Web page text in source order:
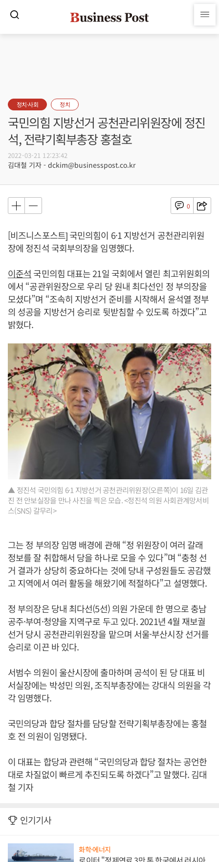
정치·사회 정치
국민의힘 지방선거 공천관리위원장에 정진
석, 전략기획부총장 홍철호
2022-03-21 12:23:42
김대철 기자 - dckim@businesspost.co.kr
0
[비즈니스포스트] 국민의힘이 6·1 지방선거 공천관리위원
장에 정진석 국회부의장을 임명했다.
이준석 국민의힘 대표는 21일 국회에서 열린 최고위원회의
에서 “공관위원장으로 우리 당 원내 최다선인 정 부의장을
모셨다”며 “조속히 지방선거 준비를 시작해서 윤석열 정부
의 성공을 지방선거 승리로 뒷받침할 수 있도록 하겠다”고
밝혔다.
▲ 정진석 국민의힘 6·1 지방선거 공천관리위원장(오른쪽)이 16일 김관
진 전 안보실장을 만나 사진을 찍은 모습. <정진석 의원 사회관계망서비
스(SNS) 갈무리>
그는 정 부의장 임명 배경에 관해 “정 위원장이 여러 갈래
정보를 잘 취합해서 당을 하나로 모을 수 있다”며 “충청 선
거 결과가 상당히 중요하다는 것에 당내 구성원들도 공감했
고 지역에서 여러 활동을 해왔기에 적절하다”고 설명했다.
정 부의장은 당내 최다선(5선) 의원 가운데 한 명으로 충남
공주·부여·청양을 지역구로 두고 있다. 2021년 4월 재보궐
선거 당시 공천관리위원장을 맡으며 서울·부산시장 선거를
승리로 이끈 바 있다.
서범수 의원이 울산시장에 출마하며 공석이 된 당 대표 비
서실장에는 박성민 의원, 조직부총장에는 강대식 의원을 각
각 임명했다.
국민의당과 합당 절차를 담당할 전략기획부총장에는 홍철
호 전 의원이 임명됐다.
이 대표는 합당과 관련해 “국민의당과 합당 절차는 공언한
대로 차질없이 빠르게 추진되도록 하겠다”고 말했다. 김대
철 기자
인기기사
화학·에너지